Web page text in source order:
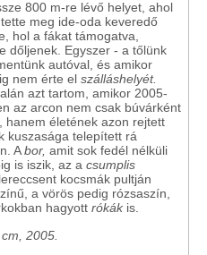
800 m-re lévő helyet, ahol
meg ide-oda keveredő
hol a fákat támogatva,
dőljenek. Egyszer - a tőlünk
autóval, és amikor
nem érte el szálláshelyét.
azt tartom, amikor 2005-
az arcon nem csak búvárként
hanem életének azon rejtett
kuszasága telepített rá
Abor, amit sok fedél nélküli
is iszik, az a csumplis
kocsmák pultján
a vörös pedig rózsaszín,
hagyott rókák is.
2005.